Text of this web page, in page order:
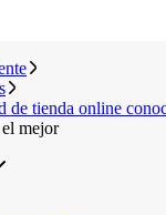
de tienda online
mejor